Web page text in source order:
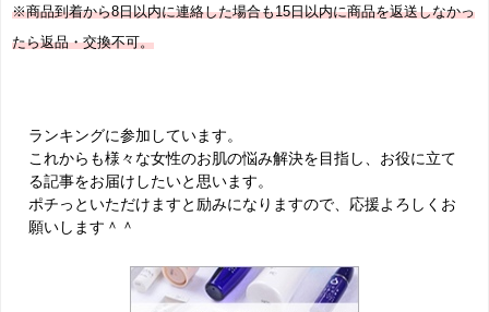
※商品到着から8日以内に連絡した場合も15日以内に商品を返送しなかっ
たら返品・交換不可。
ランキングに参加しています。
これからも様々な女性のお肌の悩み解決を目指し、お役に立て
る記事をお届けしたいと思います。
ポチっといただけますと励みになりますので、応援よろしくお
願いします＾＾